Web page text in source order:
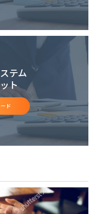
テム
ト
ド